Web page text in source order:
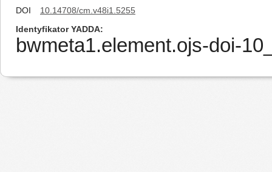
DOI
10.14708/cm.v48i1.5255
Identyfikator YADDA
bwmeta1.element.ojs-doi-